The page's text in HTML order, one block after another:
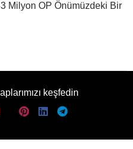
Milyon OP Önümüzdeki Bir
keşfedin